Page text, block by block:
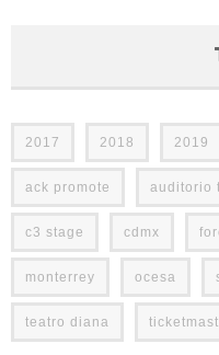
2017 2018 2019
ack promote auditorio
c3 stage cdmx
monterrey ocesa
teatro diana